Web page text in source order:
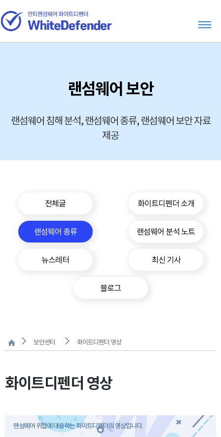
랜섬웨어 보안
랜섬웨어 침해 분석, 랜섬웨어 종류, 랜섬웨어 보안 자료
제공
전체글 화이트디펜더 소개
랜섬웨어 종류 랜섬웨어 분석 노트
뉴스레터 최신 기사
블로그
보안센터 화이트디펜더 영상
화이트디펜더 영상
랜섬웨어 위협에 대응하는 화이트디펜더의 영상입니다.